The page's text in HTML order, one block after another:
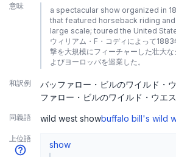
意味
a spectacular show organized in
that featured horseback riding
large scale; toured the United
ウィリアム・F・コディによって
撃を大規模にフィーチャーした壮大
よびヨーロッパを巡業した。
和訳例 バッファロー・ビルのワイルド・
ファロー・ビルのワイルド・ウエ
同義語 wild west showbuffalo bill's wild
上位語
show